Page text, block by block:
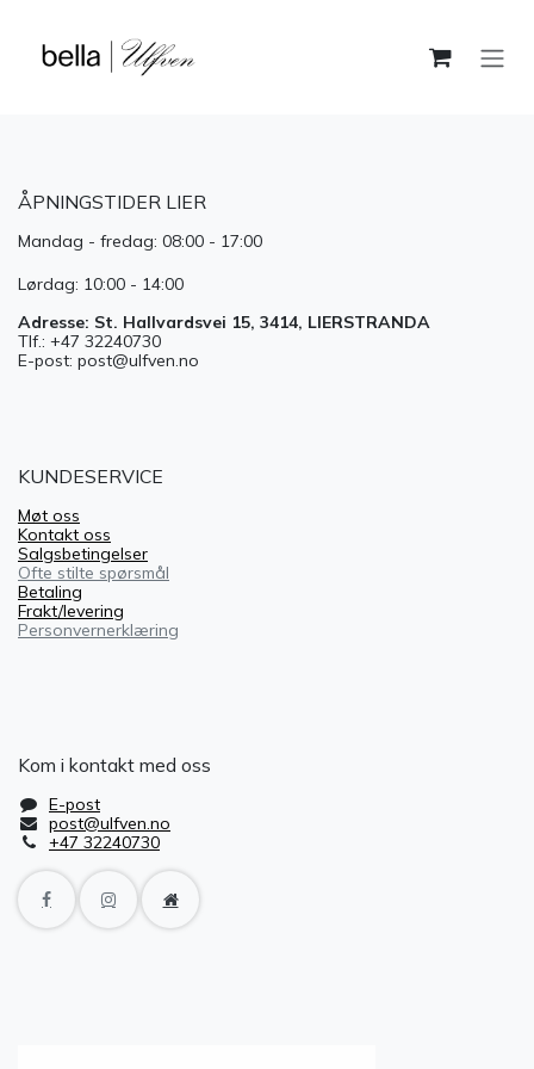
ÅPNINGSTIDER LIER
Mandag - fredag: 08:00 - 17:00
Lørdag: 10:00 - 14:00
Adresse: St. Hallvardsvei 15, 3414, LIERSTRANDA
Tlf.: +47 32240730
E-post: post@ulfven.no
KUNDESERVICE
Møt oss
Kontakt oss
Salgsbetingelser
Ofte stilte spørsmål
Betaling
Frakt/levering
Personvernerklæring
Kom i kontakt med oss
E-post
post@ulfven.no
+47 32240730